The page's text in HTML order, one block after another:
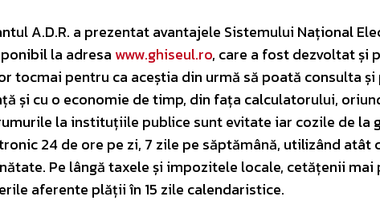
a prezentat avantajele Sistemului Național
la adresa www.ghiseul.ro, care a fost dezvoltat și
pentru ca aceștia din urmă să poată consulta
și cu o economie de timp, din fața calculatorului,
la instituțiile publice sunt evitate iar cozile de la
24 de ore pe zi, 7 zile pe săptămână, utilizând atât
Pe lângă taxele și impozitele locale, cetățenii mai
aferente plății în 15 zile calendaristice.